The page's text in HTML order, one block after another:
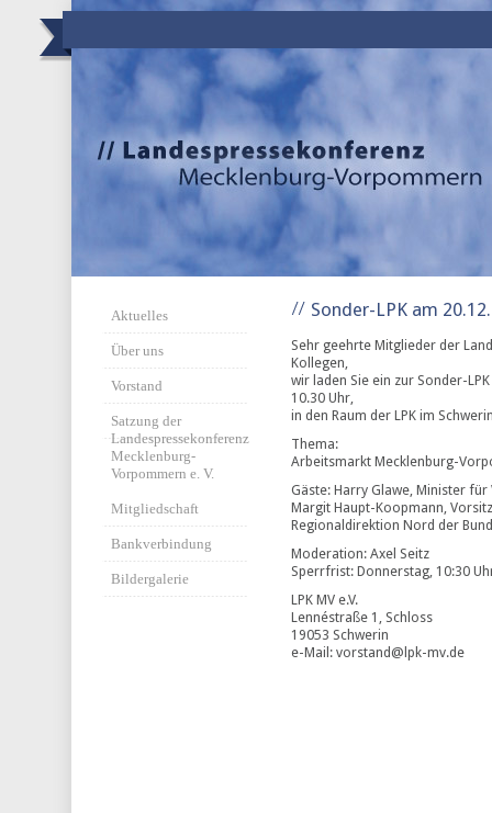
Aktuelles
Über uns
Vorstand
Satzung der
Landespressekonferenz
Mecklenburg-
Vorpommern e. V.
Mitgliedschaft
Bankverbindung
Bildergalerie
Sonder-LPK am
Sehr geehrte Mitglieder der
Kollegen,
wir laden Sie ein zur Sonder-
10.30 Uhr,
in den Raum der LPK im
Thema:
Arbeitsmarkt Mecklenburg-
Gäste: Harry Glawe, Minister
Margit Haupt-Koopmann,
Regionaldirektion Nord der
Moderation: Axel Seitz
Sperrfrist: Donnerstag, 10:30
LPK MV e.V.
Lennéstraße 1, Schloss
19053 Schwerin
e-Mail: vorstand@lpk-mv.de